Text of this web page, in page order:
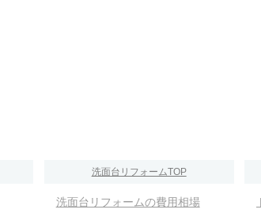
洗面台リフォームTOP
洗面台リフォームの費用相場